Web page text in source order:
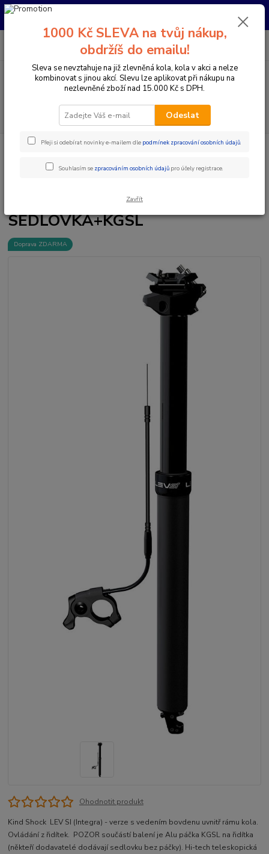
Pro nachystání kola / doplňků na prodejně si prosím zavolejte dopředu.
Menu
CZK
PO-PÁ 10:00-17:00 | SO: 9:00-12:00
Komponenty na kolo Sedlovky Teleskopické sedlovky
KS
(INTEGRA) 450/150 MM 31,6
SEDLOVKA+KGSL
Doprava ZDARMA
Ohodnotit produkt
Kind Shock LEV SI (Integra) - verze s vedením bovdenu uvnitř rámu kola.
Ovládání z řidítek. POZOR součástí balení je Alu páčka KGSL na řidítka
(někteří dodavatelé dodávají sedlovku bez páčky). Hi-tech teleskopická
1000 Kč SLEVA na tvůj nákup,
obdržíš do emailu!
Sleva se nevztahuje na již zlevněná kola, kola v akci a nelze
kombinovat s jinou akcí. Slevu lze aplikovat při nákupu na
nezlevněné zboží nad 15.000 Kč s DPH.
Odeslat
Přeji si odebírat novinky e-mailem dle podmínek zpracování osobních údajů.
Souhlasím se zpracováním osobních údajů pro účely registrace.
Zavřít